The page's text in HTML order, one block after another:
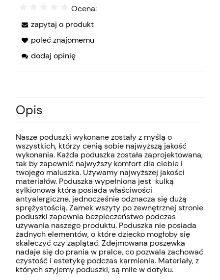
Ocena:
zapytaj o produkt
poleć znajomemu
dodaj opinię
Opis
Nasze poduszki wykonane zostały z myślą o
wszystkich, którzy cenią sobie najwyższą jakość
wykonania. Każda poduszka została zaprojektowana,
tak by zapewnić najwyższy komfort dla ciebie i
twojego maluszka. Używamy najwyższej jakości
materiałów. Poduszka wypełniona jest kulką
sylkionowa która posiada właściwości
antyalergiczne, jednocześnie odznacza się dużą
sprężystością. Zamek wszyty po zewnętrznej stronie
poduszki zapewnia bezpieczeństwo podczas
używania naszego produktu. Poduszka nie posiada
żadnych elementów, o które dziecko mogłoby się
skaleczyć czy zaplątać. Zdejmowana poszewka
nadaje się do prania w pralce, co pozwala zachować
czystość i estetykę podczas karmienia. Materiały, z
których szyjemy poduszki, są miłe w dotyku.